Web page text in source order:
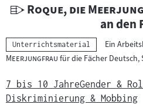
U
t
e
r
i
"
Roque, die
an den
Kategorie:
Unterrichtsmaterial Ein
Meerjungfrau "für die Fächer
7 bis 10 JahreGender &
Diskriminierung & Mobbing